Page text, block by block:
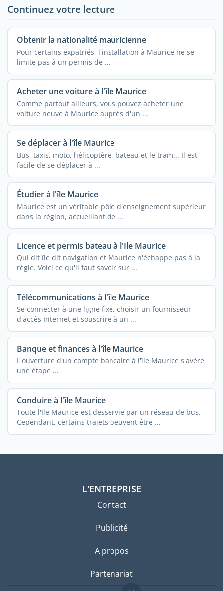
Continuez votre lecture
Obtenir la nationalité mauricienne
Pour certains expatriés, l'installation à Maurice ne se
limite pas à un permis de ...
Acheter une voiture à l'île Maurice
Comme partout ailleurs, vous pouvez acheter une
voiture neuve à Maurice auprès d'un ...
Se déplacer à l'île Maurice
Bus, taxis, moto, hélicoptère, bateau et le tram... Il est
facile de se déplacer à ...
Étudier à l'île Maurice
Maurice est un véritable pôle d'enseignement supérieur
dans la région, accueillant de ...
Licence et permis bateau à l'Ile Maurice
Qui dit île dit navigation et Maurice n'échappe pas à la
règle. Voici ce qu'il faut savoir sur ...
Télécommunications à l'île Maurice
Se connecter à une ligne fixe, choisir un fournisseur
d'accès Internet et souscrire à un ...
Banque et finances à l'île Maurice
L'ouverture d'un compte bancaire à l'île Maurice s'avère
une étape ...
Conduire à l'île Maurice
Toute l'Ile Maurice est desservie par un réseau de bus.
Cependant, certains trajets peuvent être ...
L'ENTREPRISE
Contact
Publicité
A propos
Partenariat